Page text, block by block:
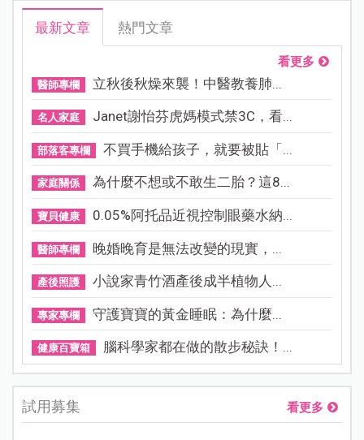
最新文章 熱門文章
看更多
醫師專欄 立秋後秋燥來襲！中醫教養肺...
名人家庭 Janet謝怡芬虎媽模式禁3C，看...
部落客專欄 不買手機給孩子，就要被貼「...
家庭關係 為什麼不想或不敢生二胎？這8...
寶貝健康 0.05%阿托品近視控制眼藥水納...
醫師專欄 晚婚晚育是無法改變的現實，...
產後照護 小說家青竹酒產後成半植物人...
專家專欄 守護寶寶的黃金睡眠：為什麼...
健康百寶箱 腦科學家都在做的散步秘訣！...
試用募集 看更多